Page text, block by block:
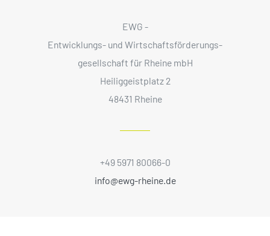
EWG -
Entwicklungs- und Wirtschaftsförderungs­
gesellschaft für Rheine mbH
Heiliggeistplatz 2
48431 Rheine
+49 5971 80066-0
info@ewg-rheine.de